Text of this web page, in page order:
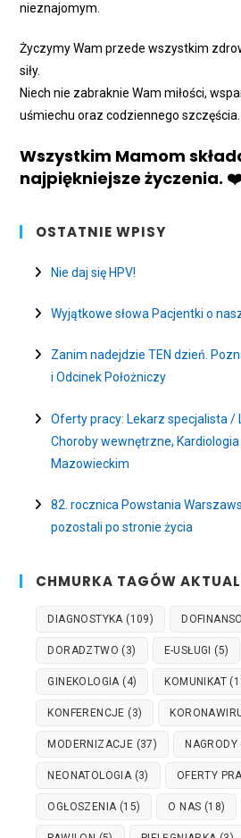
nieznajomym.
Życzymy Wam przede wszystkim
siły.
Niech nie zabraknie Wam miłości,
uśmiechu oraz codziennego szczęścia.
Wszystkim Mamom
najpiękniejsze życzenia.
OSTATNIE WPISY
Nie daj się HPV!
Wyjątkowe słowa Pacjentki o
Zanim nadejdzie TEN dzień.
i Odcinek Położniczy
Oferty pracy: Lekarz specjalista /
Choroby wewnętrzne, Kardiologia
Mazowieckim
82. rocznica Powstania
pozostali po stronie życia
CHMURKA TAGÓW
DIAGNOSTYKA (109)
DORADZTWO (3) E-USŁUGI (5)
GINEKOLOGIA (4) KOMUNIKAT
KONFERENCJE (3)
MODERNIZACJE (37) NAGRODY
NEONATOLOGIA (3) OFERTY
OGŁOSZENIA (15) O NAS (18)